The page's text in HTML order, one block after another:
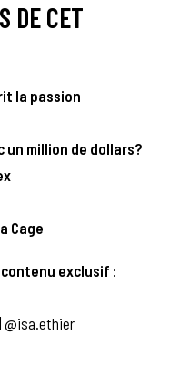
DE CET
la passion
un million de dollars?
Cage
exclusif :
| @isa.ethier